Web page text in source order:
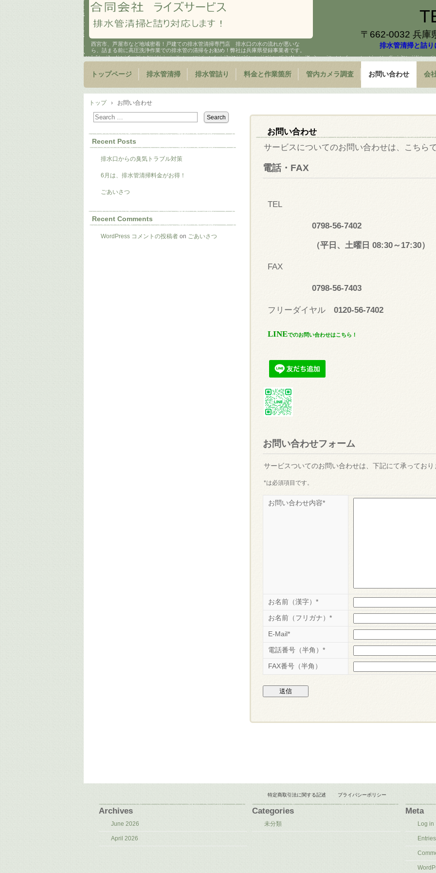
西宮市、芦屋市など地域密着！戸建ての排水管清掃専門店 排水口の水の流れが悪いな
ら、詰まる前に高圧洗浄作業での排水管の清掃をお勧め！弊社は兵庫県登録事業者です。
〒662-0032 兵庫
排水管清掃と詰
トップページ 排水管清掃 排水管詰り 料金と作業箇所 管内カメラ調査 お問い合わせ 会
トップ › お問い合わせ
お問い合わせ
サービスについてのお問い合わせは、こちら
電話・FAX
TEL
0798-56-7402
（平日、土曜日 08:30～17:30）
FAX
0798-56-7403
フリーダイヤル0120-56-7402
LINEでのお問い合わせはこちら！
お問い合わせフォーム
サービスついてのお問い合わせは、下記にて承っており
*は必須項目です。
お問い合わせ内容*
お名前（漢字）*
お名前（フリガナ）*
E-Mail*
電話番号（半角）*
FAX番号（半角）
Recent Posts
排水口からの臭気トラブル対策
6月は、排水管清掃料金がお得！
ごあいさつ
Recent Comments
WordPress コメントの投稿者 on ごあいさつ
特定商取引法に関する記述 プライバシーポリシー
Archives
June 2026
April 2026
Categories
未分類
Meta
Log in